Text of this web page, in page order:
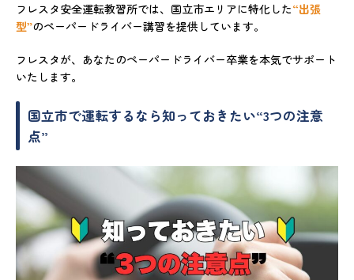
フレスタ安全運転教習所では、国立市エリアに特化した“出張
型”のペーパードライバー講習を提供しています。
フレスタが、あなたのペーパードライバー卒業を本気でサポート
いたします。
国立市で運転するなら知っておきたい“3つの注意
点”